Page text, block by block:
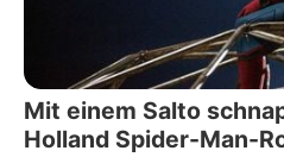
Mit einem Salto
Holland Spider-Man-